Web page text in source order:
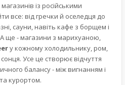
із російськими
все: від гречки й оселедця до
сауни, навіть кафе з борщем і
ще - магазини з марихуаною,
у кожному холодильнику, ром,
Усе це створює відчуття
балансу - між вигнанням і
курортом.